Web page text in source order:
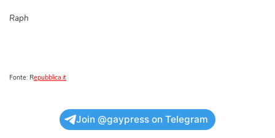
Raph
Fonte: Repubblica.it
Join @gaypress on Telegram